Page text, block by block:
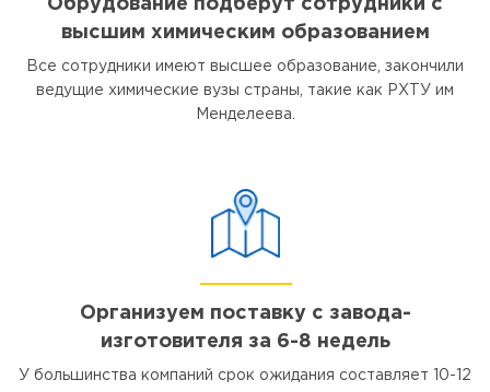
Обрудование подберут сотрудники с
высшим химическим образованием
Все сотрудники имеют высшее образование, закончили
ведущие химические вузы страны, такие как РХТУ им
Менделеева.
Организуем поставку с завода-
изготовителя за 6-8 недель
У большинства компаний срок ожидания составляет 10-12